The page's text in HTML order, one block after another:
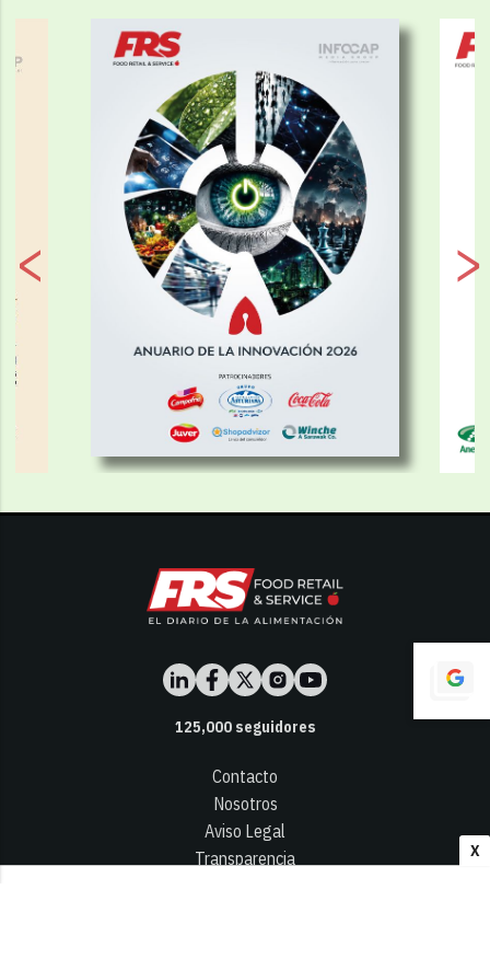
X
125,000seguidores
Contacto
Nosotros
Aviso Legal
Transparencia